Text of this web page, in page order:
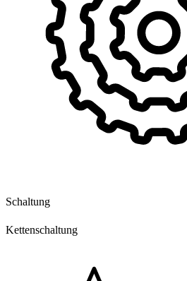
Schaltung
Kettenschaltung